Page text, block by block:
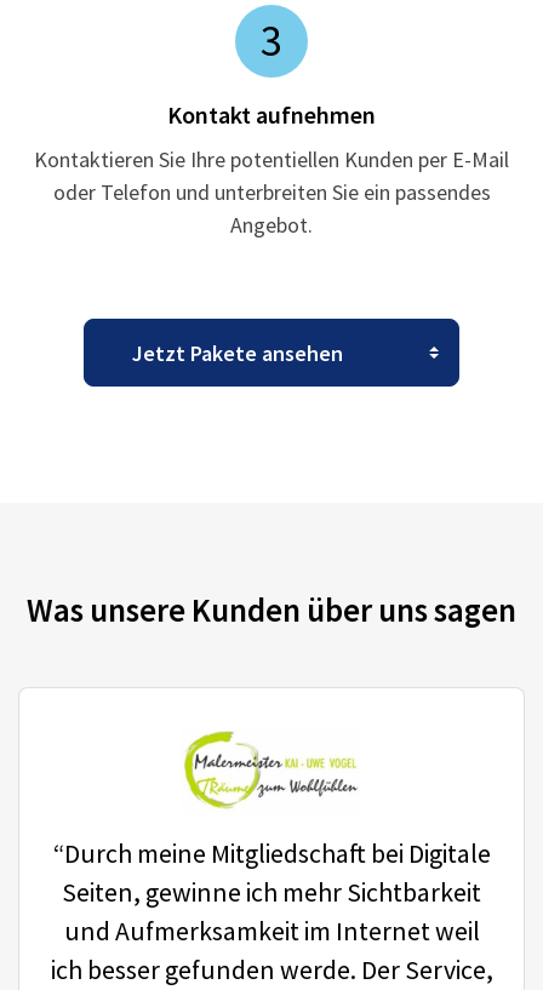
3
Kontakt aufnehmen
Kontaktieren Sie Ihre potentiellen Kunden per E-Mail
oder Telefon und unterbreiten Sie ein passendes
Angebot.
Was unsere Kunden über uns sagen
“Durch meine Mitgliedschaft bei Digitale
Seiten, gewinne ich mehr Sichtbarkeit
und Aufmerksamkeit im Internet weil
ich besser gefunden werde. Der Service,